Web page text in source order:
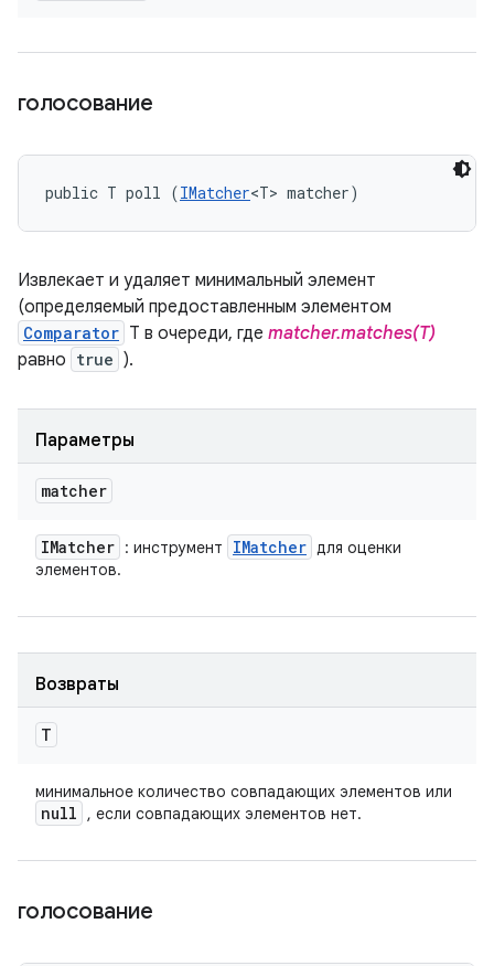
голосование
public T poll (IMatcher<T> matcher)
Извлекает и удаляет минимальный элемент
(определяемый предоставленным элементом
Comparator T в очереди, где matcher.matches(T)
равно true ).
Параметры
matcher
IMatcher : инструмент IMatcher для оценки
элементов.
Возвраты
T
минимальное количество совпадающих элементов или
null , если совпадающих элементов нет.
голосование